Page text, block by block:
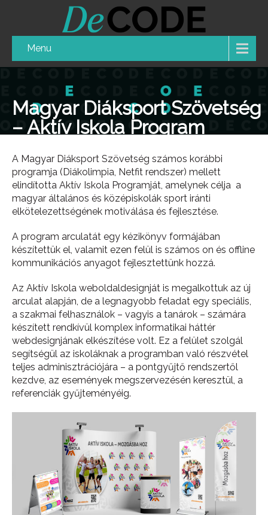
Menu
Magyar Diáksport Szövetség
– Aktív Iskola Program
A Magyar Diáksport Szövetség számos korábbi
programja (Diákolimpia, Netfit rendszer) mellett
elindította Aktív Iskola Programját, amelynek célja a
magyar általános és középiskolák sport iránti
elkötelezettségének motiválása és fejlesztése.
A program arculatát egy kézikönyv formájában
készítettük el, valamit ezen felül is számos on és offline
kommunikációs anyagot fejlesztettünk hozzá.
Az Aktív Iskola weboldaldesignját is megalkottuk az új
arculat alapján, de a legnagyobb feladat egy speciális,
a szakmai felhasználok – vagyis a tanárok – számára
készített rendkívül komplex informatikai háttér
webdesignjának elkészítése volt. Ez a felület szolgál
segítségül az iskoláknak a programban való részvétel
teljes adminisztrációjára – a pontgyűjtő rendszertől
kezdve, az események megszervezésén keresztül, a
referenciák gyűjteményéig.